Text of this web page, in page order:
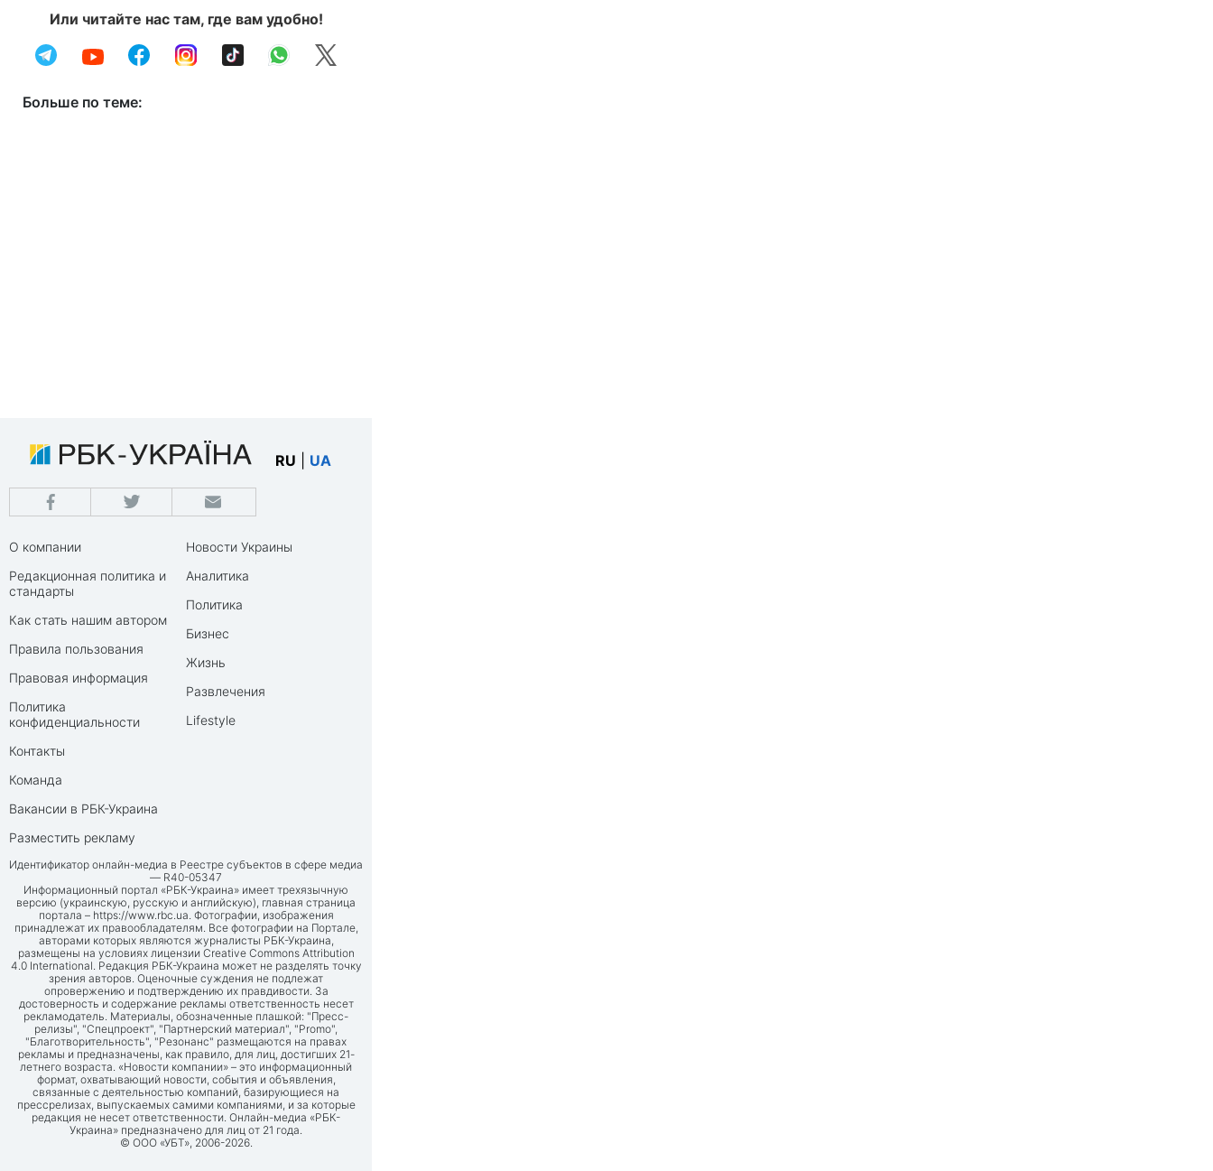
Или читайте нас там, где вам удобно!
Больше по теме:
RU UA
О компании
Редакционная политика и
стандарты
Как стать нашим автором
Правила пользования
Правовая информация
Политика
конфиденциальности
Контакты
Команда
Вакансии в РБК-Украина
Разместить рекламу
Новости Украины
Аналитика
Политика
Бизнес
Жизнь
Развлечения
Lifestyle
Идентификатор онлайн-медиа в Реестре субъектов в сфере медиа
— R40-05347
Информационный портал «РБК-Украина» имеет трехязычную
версию (украинскую, русскую и английскую), главная страница
портала – https://www.rbc.ua. Фотографии, изображения
принадлежат их правообладателям. Все фотографии на Портале,
авторами которых являются журналисты РБК-Украина,
размещены на условиях лицензии Creative Commons Attribution
4.0 International. Редакция РБК-Украина может не разделять точку
зрения авторов. Оценочные суждения не подлежат
опровержению и подтверждению их правдивости. За
достоверность и содержание рекламы ответственность несет
рекламодатель. Материалы, обозначенные плашкой: "Пресс-
релизы", "Спецпроект", "Партнерский материал", "Promo",
"Благотворительность", "Резонанс" размещаются на правах
рекламы и предназначены, как правило, для лиц, достигших 21-
летнего возраста. «Новости компании» – это информационный
формат, охватывающий новости, события и объявления,
связанные с деятельностью компаний, базирующиеся на
прессрелизах, выпускаемых самими компаниями, и за которые
редакция не несет ответственности. Онлайн-медиа «РБК-
Украина» предназначено для лиц от 21 года.
© ООО «УБТ», 2006-2026.